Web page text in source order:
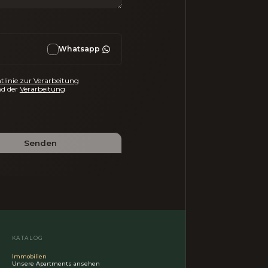
Whatsapp
zur Verarbeitung
der Verarbeitung
Senden
KATALOG
Immobilien
Unsere Apartments ansehen